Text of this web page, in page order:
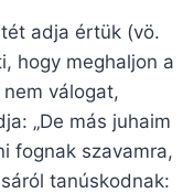
adja értük (vö.
hogy meghaljon a
válogat,
„De más juhaim
fognak szavamra,
tanúskodnak: